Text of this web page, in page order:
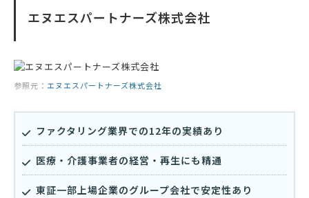
エヌエスパートナーズ株式会社
参照元： エヌエスパートナーズ株式会社
ファクタリング業界での12年の実績あり
医療・介護事業者の経営・再生にも精通
東証一部上場企業のグループ会社で安定性あり